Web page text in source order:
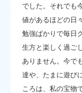
でした。それでも
値があるほどの日
勉強ばかりで毎日
生方と楽しく過ご
ありません。今で
達や、たまに遊び
ころは、私の宝物